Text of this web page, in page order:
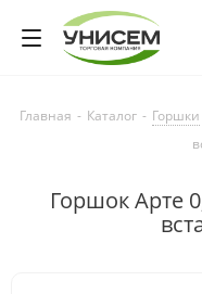
Главная - Каталог - Горшки
Горшок Арте